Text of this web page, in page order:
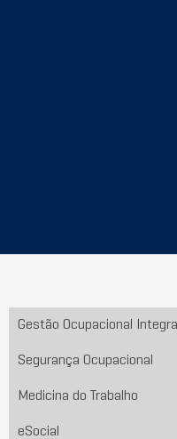
Gestão Ocupacional Integral
Segurança Ocupacional
Medicina do Trabalho
eSocial